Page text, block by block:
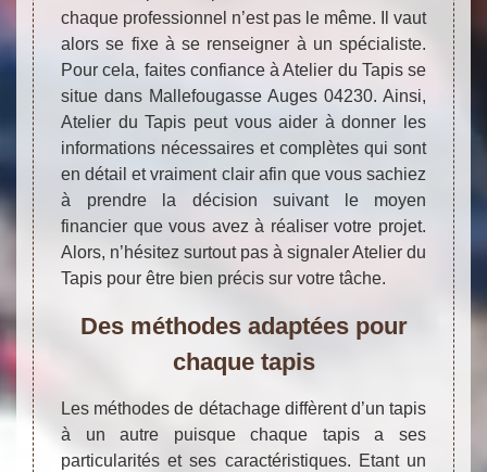
chaque professionnel n’est pas le même. Il vaut
alors se fixe à se renseigner à un spécialiste.
Pour cela, faites confiance à Atelier du Tapis se
situe dans Mallefougasse Auges 04230. Ainsi,
Atelier du Tapis peut vous aider à donner les
informations nécessaires et complètes qui sont
en détail et vraiment clair afin que vous sachiez
à prendre la décision suivant le moyen
financier que vous avez à réaliser votre projet.
Alors, n’hésitez surtout pas à signaler Atelier du
Tapis pour être bien précis sur votre tâche.
Des méthodes adaptées pour
chaque tapis
Les méthodes de détachage diffèrent d’un tapis
à un autre puisque chaque tapis a ses
particularités et ses caractéristiques. Etant un